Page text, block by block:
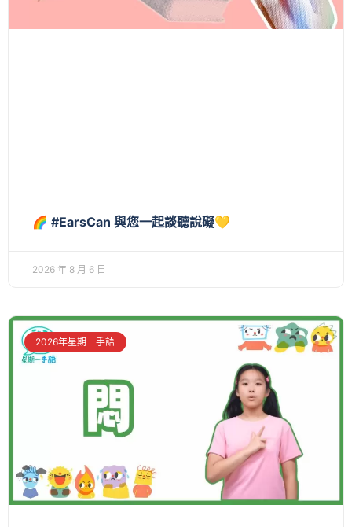
🌈 #EarsCan 與您一起談聽說礙💛
2026 年 8 月 6 日
2026年星期一手語